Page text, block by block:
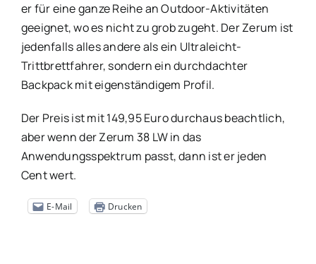
er für eine ganze Reihe an Outdoor-Aktivitäten
geeignet, wo es nicht zu grob zugeht. Der Zerum ist
jedenfalls alles andere als ein Ultraleicht-
Trittbrettfahrer, sondern ein durchdachter
Backpack mit eigenständigem Profil.
Der Preis ist mit 149,95 Euro durchaus beachtlich,
aber wenn der Zerum 38 LW in das
Anwendungsspektrum passt, dann ist er jeden
Cent wert.
E-Mail Drucken